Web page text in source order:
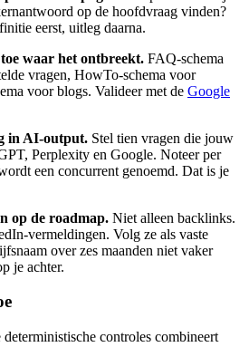
op de hoofdvraag vinden?
eerst, uitleg daarna.
waar het ontbreekt. FAQ-schema
vragen, HowTo-schema voor
voor blogs. Valideer met de Google
in AI-output. Stel tien vragen die jouw
Perplexity en Google. Noteer per
een concurrent genoemd. Dat is je
op de roadmap. Niet alleen backlinks.
vermeldingen. Volg ze als vaste
over zes maanden niet vaker
je achter.
controles combineert